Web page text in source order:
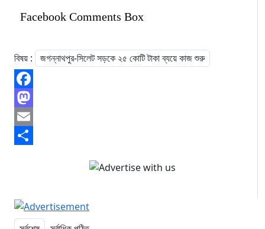
Facebook Comments Box
বিষয় : জগন্নাথপুর-সিলেট সড়কে ২৫ কোটি টাকা ব্যয়ে কাজ শুরু
Facebook
Mastodon
Email